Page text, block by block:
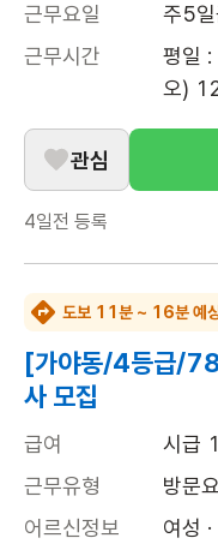
근무요일
주5
근무시간
평일
오)
관심
4일전 등록
도보 11분 ~ 16분 예
[가야동/4등급/
사 모집
급여
시급
근무유형
방문
어르신정보
여성